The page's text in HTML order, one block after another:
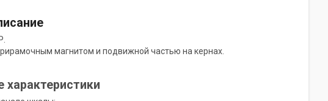
магнитом и подвижной частью на кернах.
характеристики